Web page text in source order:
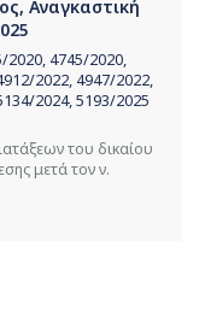
Αναγκαστική
2020, 4745/2020,
2022, 4947/2022,
2024, 5193/2025
του δικαίου
μετά τον ν.